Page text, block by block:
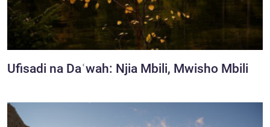
Ufisadi na Daʿwah: Njia Mbili, Mwisho Mbili